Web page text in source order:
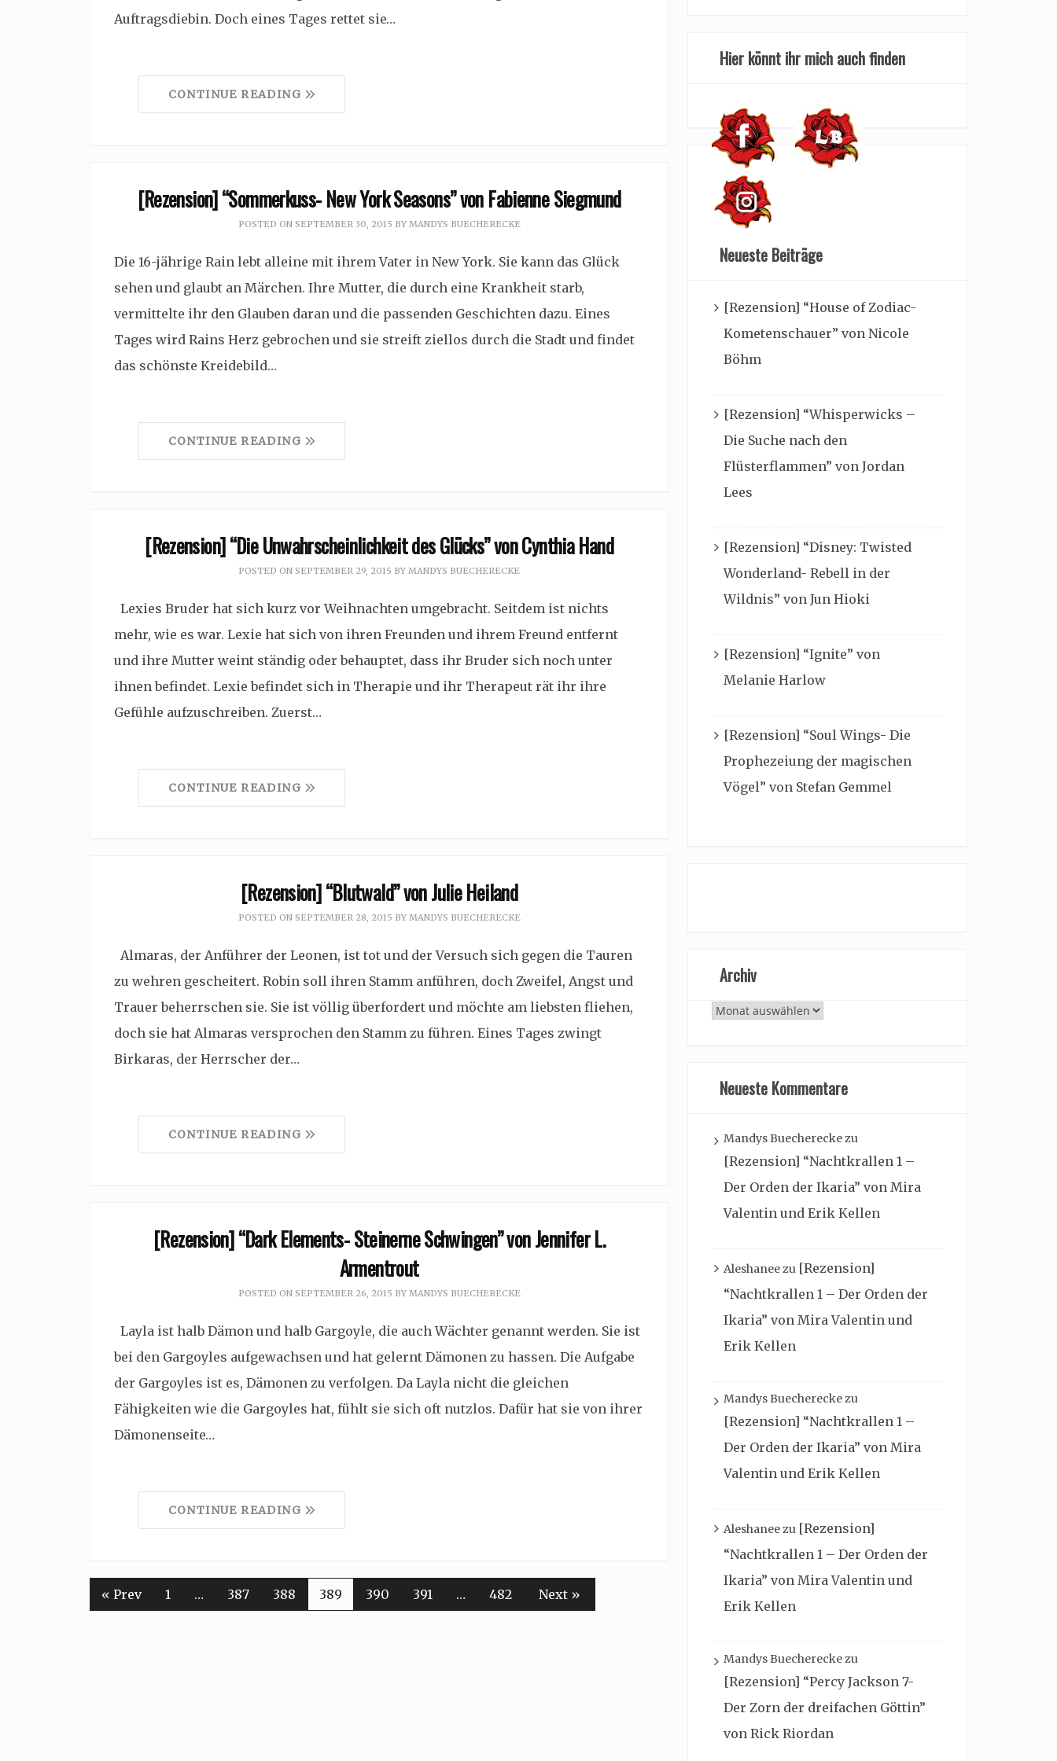
Auftragsdiebin. Doch eines Tages rettet sie…
CONTINUE READING
[Rezension] “Sommerkuss- New York Seasons” von Fabienne Siegmund
POSTED ON SEPTEMBER 30, 2015 BY MANDYS BUECHERECKE
Die 16-jährige Rain lebt alleine mit ihrem Vater in New York. Sie kann das Glück
sehen und glaubt an Märchen. Ihre Mutter, die durch eine Krankheit starb,
vermittelte ihr den Glauben daran und die passenden Geschichten dazu. Eines
Tages wird Rains Herz gebrochen und sie streift ziellos durch die Stadt und findet
das schönste Kreidebild…
CONTINUE READING
[Rezension] “Die Unwahrscheinlichkeit des Glücks” von Cynthia Hand
POSTED ON SEPTEMBER 29, 2015 BY MANDYS BUECHERECKE
Lexies Bruder hat sich kurz vor Weihnachten umgebracht. Seitdem ist nichts
mehr, wie es war. Lexie hat sich von ihren Freunden und ihrem Freund entfernt
und ihre Mutter weint ständig oder behauptet, dass ihr Bruder sich noch unter
ihnen befindet. Lexie befindet sich in Therapie und ihr Therapeut rät ihr ihre
Gefühle aufzuschreiben. Zuerst…
CONTINUE READING
[Rezension] “Blutwald” von Julie Heiland
POSTED ON SEPTEMBER 28, 2015 BY MANDYS BUECHERECKE
Almaras, der Anführer der Leonen, ist tot und der Versuch sich gegen die Tauren
zu wehren gescheitert. Robin soll ihren Stamm anführen, doch Zweifel, Angst und
Trauer beherrschen sie. Sie ist völlig überfordert und möchte am liebsten fliehen,
doch sie hat Almaras versprochen den Stamm zu führen. Eines Tages zwingt
Birkaras, der Herrscher der…
CONTINUE READING
[Rezension] “Dark Elements- Steinerne Schwingen” von Jennifer L.
Armentrout
POSTED ON SEPTEMBER 26, 2015 BY MANDYS BUECHERECKE
Layla ist halb Dämon und halb Gargoyle, die auch Wächter genannt werden. Sie ist
bei den Gargoyles aufgewachsen und hat gelernt Dämonen zu hassen. Die Aufgabe
der Gargoyles ist es, Dämonen zu verfolgen. Da Layla nicht die gleichen
Fähigkeiten wie die Gargoyles hat, fühlt sie sich oft nutzlos. Dafür hat sie von ihrer
Dämonenseite…
CONTINUE READING
« Prev 1 … 387 388 389 390 391 … 482 Next »
Hier könnt ihr mich auch finden
Neueste Beiträge
[Rezension] “House of Zodiac-
Kometenschauer” von Nicole
Böhm
[Rezension] “Whisperwicks –
Die Suche nach den
Flüsterflammen” von Jordan
Lees
[Rezension] “Disney: Twisted
Wonderland- Rebell in der
Wildnis” von Jun Hioki
[Rezension] “Ignite” von
Melanie Harlow
[Rezension] “Soul Wings- Die
Prophezeiung der magischen
Vögel” von Stefan Gemmel
Archiv
Archiv
Neueste Kommentare
Mandys Buechereckezu
[Rezension] “Nachtkrallen 1 –
Der Orden der Ikaria” von Mira
Valentin und Erik Kellen
Aleshaneezu [Rezension]
“Nachtkrallen 1 – Der Orden der
Ikaria” von Mira Valentin und
Erik Kellen
Mandys Buechereckezu
[Rezension] “Nachtkrallen 1 –
Der Orden der Ikaria” von Mira
Valentin und Erik Kellen
Aleshaneezu [Rezension]
“Nachtkrallen 1 – Der Orden der
Ikaria” von Mira Valentin und
Erik Kellen
Mandys Buechereckezu
[Rezension] “Percy Jackson 7-
Der Zorn der dreifachen Göttin”
von Rick Riordan